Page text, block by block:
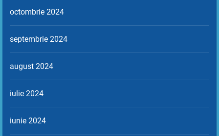
octombrie 2024
septembrie 2024
august 2024
iulie 2024
iunie 2024